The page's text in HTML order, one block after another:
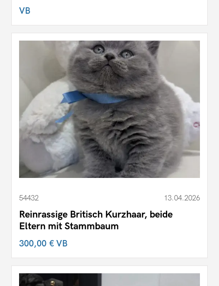
VB
54432 13.04.2026
Reinrassige Britisch Kurzhaar, beide
Eltern mit Stammbaum
300,00 €VB